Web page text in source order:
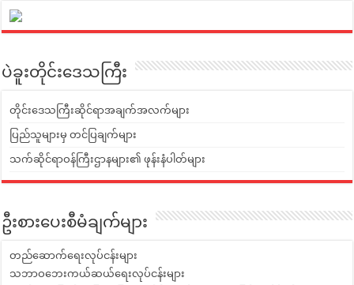
ပဲခူးတိုင်းဒေသကြီး
တိုင်းဒေသကြီးဆိုင်ရာအချက်အလက်များ
ပြည်သူများမှ တင်ပြချက်များ
သက်ဆိုင်ရာဝန်ကြီးဌာနများ၏ ဖုန်းနံပါတ်များ
ဦးစားပေးစီမံချက်များ
တည်ဆောက်ရေးလုပ်ငန်းများ
သဘာဝဘေးကယ်ဆယ်ရေးလုပ်ငန်းများ